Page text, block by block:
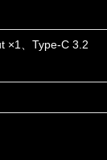
×1、Type-C 3.2